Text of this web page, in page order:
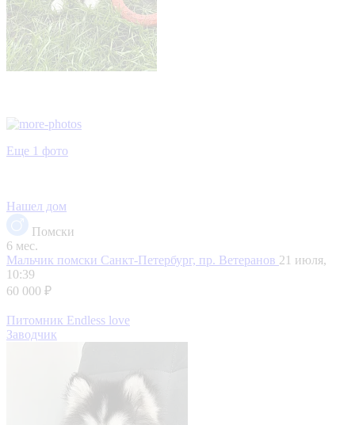
Еще 1 фото
Нашел дом
Помски
6 мес.
Мальчик помски Санкт-Петербург, пр. Ветеранов 21 июля,
10:39
60 000 ₽
Питомник Endless love
Заводчик